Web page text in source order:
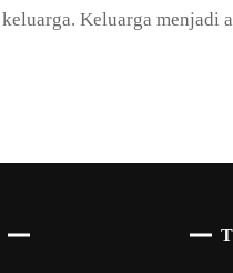
keluarga. Keluarga menjadi